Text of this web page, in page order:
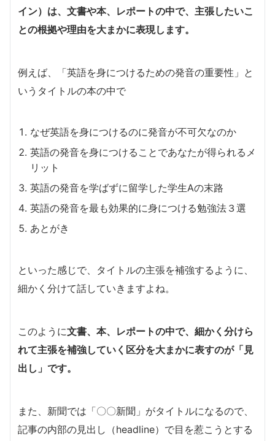
イン）は、文書や本、レポートの中で、主張したいこ
との根拠や理由を大まかに表現します。
例えば、「英語を身につけるための発音の重要性」と
いうタイトルの本の中で
なぜ英語を身につけるのに発音が不可欠なのか
英語の発音を身につけることであなたが得られるメ
リット
英語の発音を学ばずに留学した学生Aの末路
英語の発音を最も効果的に身につける勉強法３選
あとがき
といった感じで、タイトルの主張を補強するように、
細かく分けて話していきますよね。
このように文書、本、レポートの中で、細かく分けら
れて主張を補強していく区分を大まかに表すのが「見
出し」です。
また、新聞では「〇〇新聞」がタイトルになるので、
記事の内部の見出し（headline）で目を惹こうとする